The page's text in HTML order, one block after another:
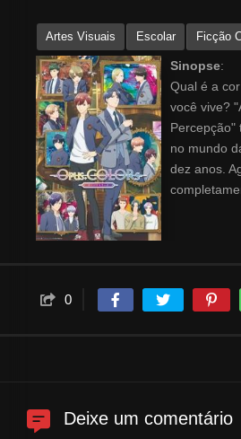
Artes Visuais Escolar Ficção
Sinopse:
Qual é a
você vive?
Percepção"
no mundo
dez anos.
Arte da
se
grande
0
Deixe um comentário